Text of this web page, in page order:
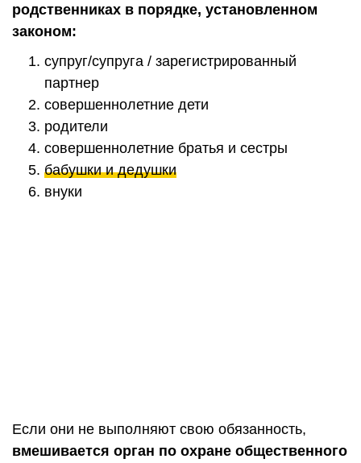
родственниках в порядке, установленном
законом:
супруг/супруга / зарегистрированный
партнер
совершеннолетние дети
родители
совершеннолетние братья и сестры
бабушки и дедушки
внуки
Если они не выполняют свою обязанность,
вмешивается орган по охране общественного